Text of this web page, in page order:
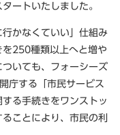
ートいたしました。
かなくていい」仕組み
を250種類以上へと増や
いても、フォーシーズ
庁する「市民サービス
る手続きをワンストッ
ことにより、市民の利